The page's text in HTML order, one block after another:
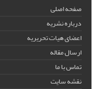
صفحه اصلی
درباره نشریه
اعضای هیات تحریریه
ارسال مقاله
تماس با ما
نقشه سایت